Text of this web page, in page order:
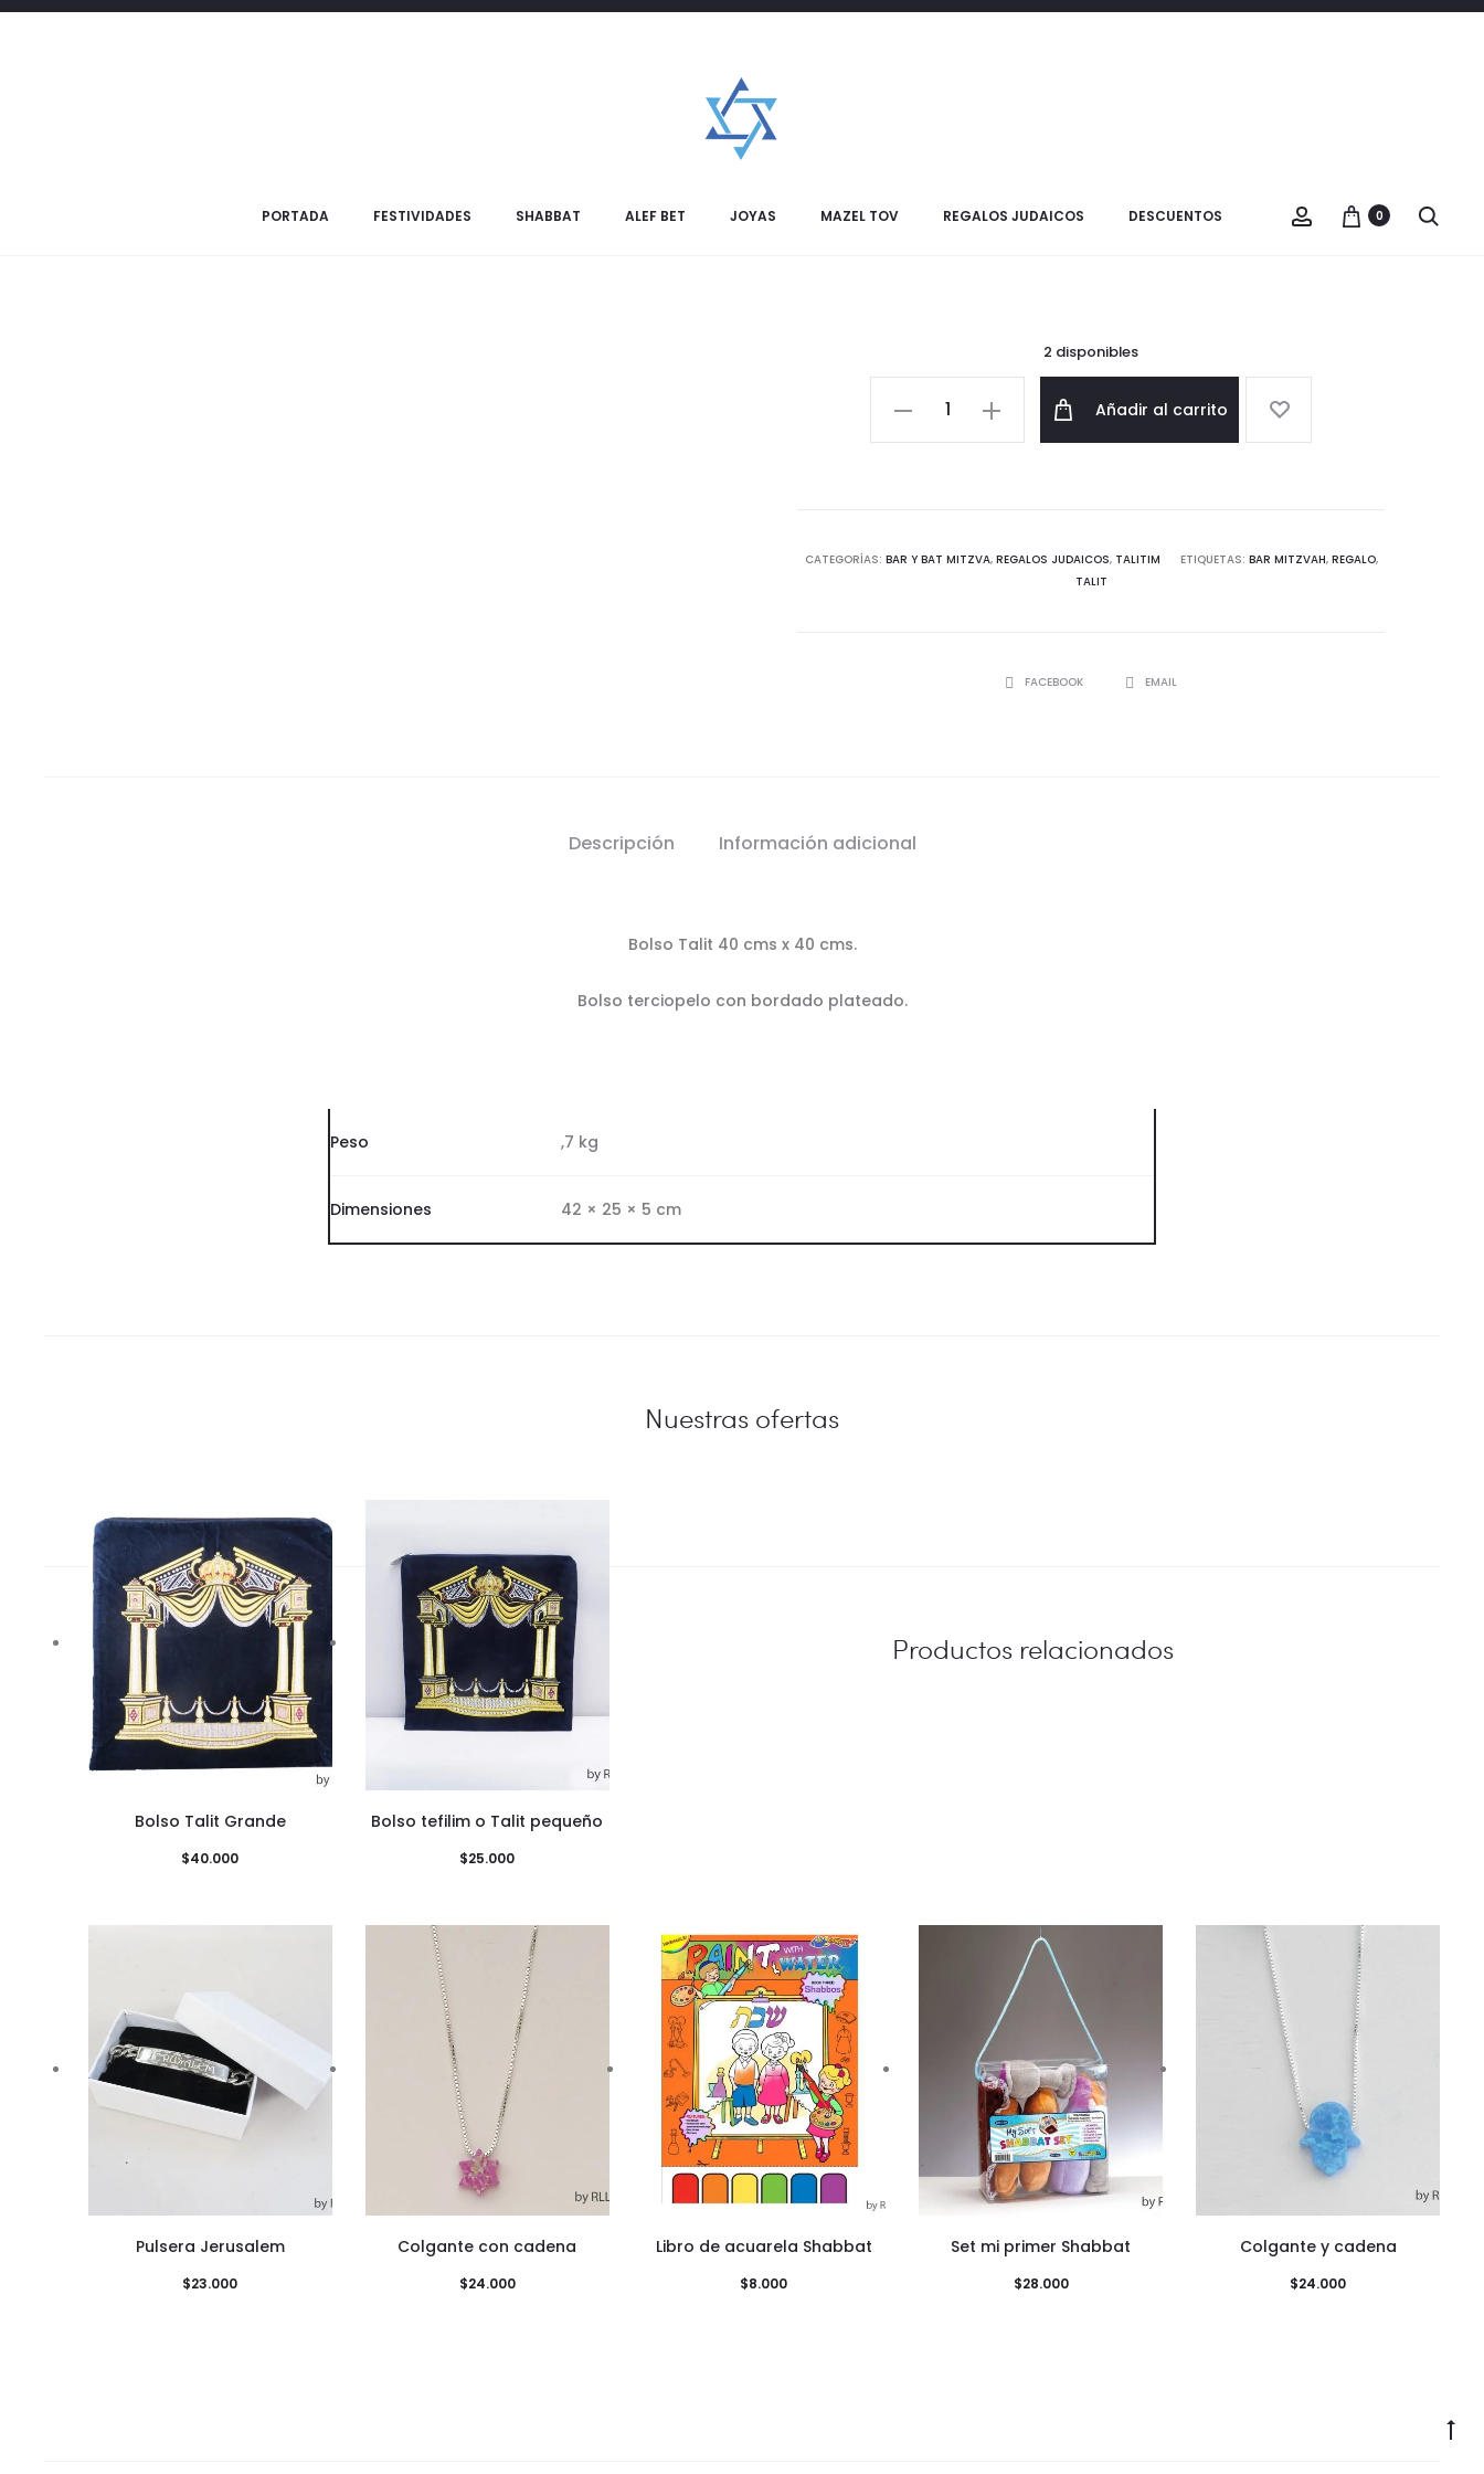
PORTADA FESTIVIDADES SHABBAT ALEF BET JOYAS MAZEL TOV REGALOS JUDAICOS DESCUENTOS 0
$40.000
2 disponibles
Añadir al carrito
CATEGORÍAS: BAR Y BAT MITZVA, REGALOS JUDAICOS, TALITIM ETIQUETAS: BAR MITZVAH, REGALO,
TALIT
SHAREFACEBOOK EMAIL
Descripción Información adicional
Bolso Talit 40 cms x 40 cms.
Bolso terciopelo con bordado plateado.
Peso ,7 kg
Dimensiones 42 × 25 × 5 cm
Nuestras ofertas
Bolso Talit Grande
$40.000
Bolso tefilim o Talit pequeño
$25.000
Productos relacionados
Pulsera Jerusalem
$23.000
Colgante con cadena
$24.000
Libro de acuarela Shabbat
$8.000
Set mi primer Shabbat
$28.000
Colgante y cadena
$24.000